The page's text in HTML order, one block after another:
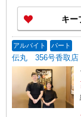
キー
アルバイト パート
伝丸 356号香取店